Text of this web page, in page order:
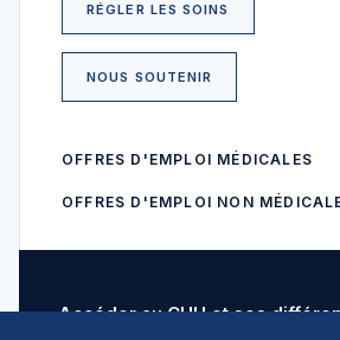
RÉGLER LES SOINS
NOUS SOUTENIR
OFFRES D'EMPLOI MÉDICALES
OFFRES D'EMPLOI NON
Accéder au CHU et ses